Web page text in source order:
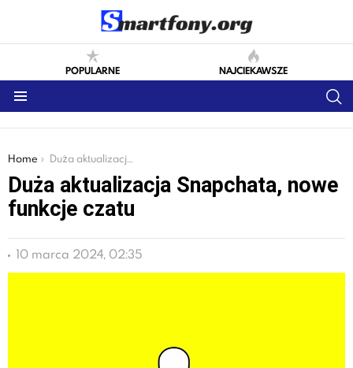
POPULARNE NAJCIEKAWSZE
You are here:
Home Duża aktualizacja Snapchata, nowe funkcje czatu
Duża aktualizacja Snapchata, nowe
funkcje czatu
10 marca 2024, 02:35